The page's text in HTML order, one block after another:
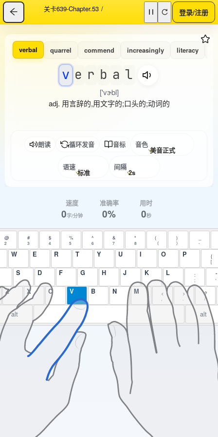
关卡639-Chapter.53 / 登录/注册
verbal quarrel commend increasingly literacy
v e r b a l
['vɝbl]
adj. 用言辞的,用文字的;口头的;动词的
朗读 循环发音 音标 音色
美音正式
语速
标准
间隔
2s
@
2
#
3
$
4
%
5
^
6
&
7
*
8
(
（
)
） -
W E R T Y U I O P {
[
S D F G H J K L :
;
"
'
Z X C V B N M < > ?
/
alt alt
速度
0字/分钟
准确率
0%
用时
0秒